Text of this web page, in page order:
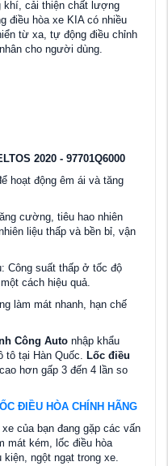
khí, cải thiện chất lượng
điều hòa xe KIA có nhiều
từ xa, tự động điều chỉnh
cho người dùng.
2020 - 97701Q6000
hoạt động êm ái và tăng
cường, tiêu hao nhiên
liệu thấp và bền bỉ, vận
Công suất thấp ở tốc độ
cách hiệu quả.
làm mát nhanh, hạn chế
Công Auto nhập khẩu
tô tại Hàn Quốc. Lốc điều
hơn gấp 3 đến 4 lần so
ĐIỀU HÒA CHÍNH HÃNG
xe của bạn đang gặp các vấn
mát kém, lốc điều hòa
kiện, ngột ngạt trong xe.